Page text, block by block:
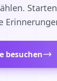
besuchen